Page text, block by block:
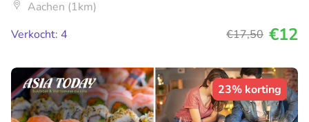
Aachen (1km)
Verkocht: 4
€17,50 €12
23% korting